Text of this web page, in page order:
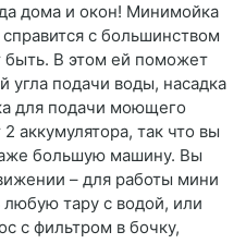
дома и окон! Минимойка
с большинством
быть. В этом ей поможет
угла подачи воды, насадка
для подачи моющего
аккумулятора, так что вы
большую машину. Вы
– для работы мини
тару с водой, или
с фильтром в бочку,